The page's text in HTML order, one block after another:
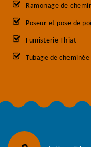
Ramonage de
Poseur et pose de
Fumisterie Thiat
Tubage de